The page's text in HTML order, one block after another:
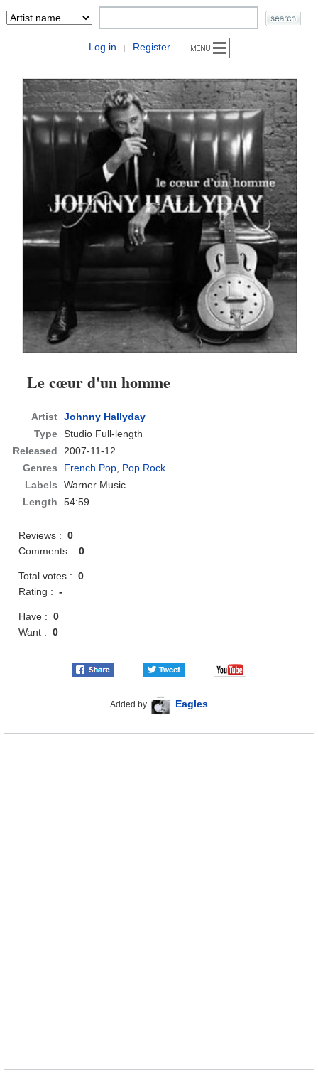
Log in | Register
Le cœur d'un homme
Artist Johnny Hallyday
Type Studio Full-length
Released
2007-11-12
Genres
French Pop, Pop Rock
Labels
Warner Music
Length
54:59
Reviews :0
Comments :0
Total votes :0
Rating :-
Have :0
Want :0
Added by Eagles